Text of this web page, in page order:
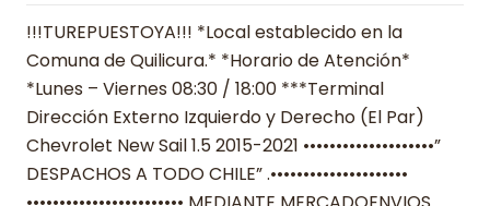
!!!TUREPUESTOYA!!! *Local establecido en la
Comuna de Quilicura.* *Horario de Atención*
*Lunes – Viernes 08:30 / 18:00 ***Terminal
Dirección Externo Izquierdo y Derecho (El Par)
Chevrolet New Sail 1.5 2015-2021 ••••••••••••••••••••”
DESPACHOS A TODO CHILE” .•••••••••••••••••••••